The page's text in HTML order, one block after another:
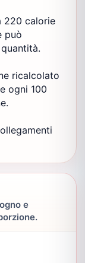
220 calorie
può
ricalcolato
ogni 100
e